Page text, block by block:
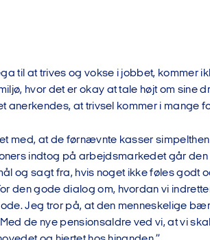
til at trives og vokse i jobbet, kommer
hvor det er okay at tale højt om sine
anerkendes, at trivsel kommer i mange
med, at de førnævnte kasser simpelthen
indtog på arbejdsmarkedet går den
og sagt fra, hvis noget ikke føles godt
den gode dialog om, hvordan vi
Jeg tror på, at den menneskelige
de nye pensionsaldre ved vi, at vi